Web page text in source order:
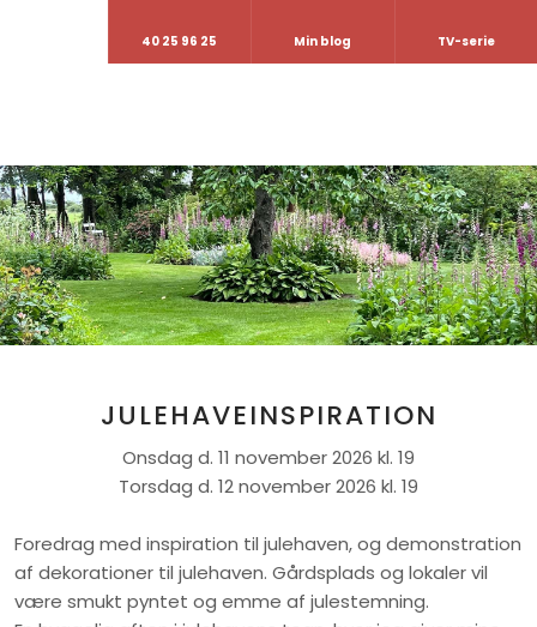
40 25 96 25 Min blog TV-serie
JULEHAVEINSPIRATION
Onsdag d. 11 november 2026 kl. 19
Torsdag d. 12 november 2026 kl. 19
Foredrag med inspiration til julehaven​, og demonstration
af dekorationer til julehaven. Gårdsplads og lokaler vil
være smukt pyntet og emme af julestemning.